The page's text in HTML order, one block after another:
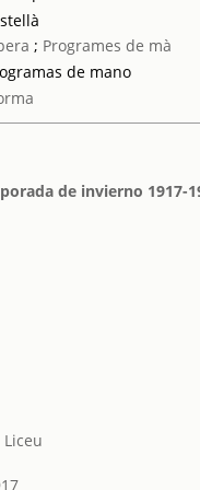
; Programes de mà
de mano
de invierno 1917-